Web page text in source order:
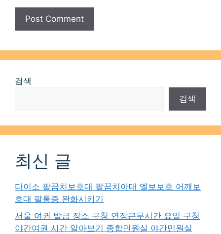
검색
검색
최신 글
다이소 팔꿈치보호대 팔꿈치아대 엘보보호 어깨보
호대 팔통증 완화시키기
서울 여권 발급 장소 구청 연장근무시간 요일 구청
야간여권 시간 알아보기 종합민원실 야간민원실